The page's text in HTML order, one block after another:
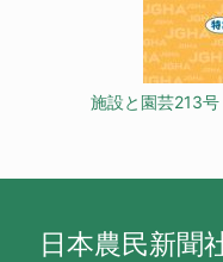
施設と園芸213
日本農民新聞